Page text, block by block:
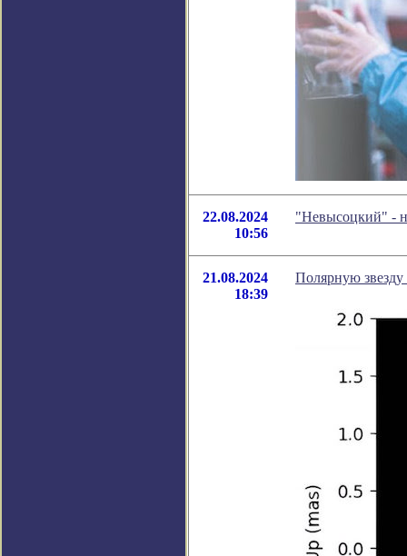
22.08.2024
10:56
"Невысоцкий" -
21.08.2024
18:39
Полярную звезду